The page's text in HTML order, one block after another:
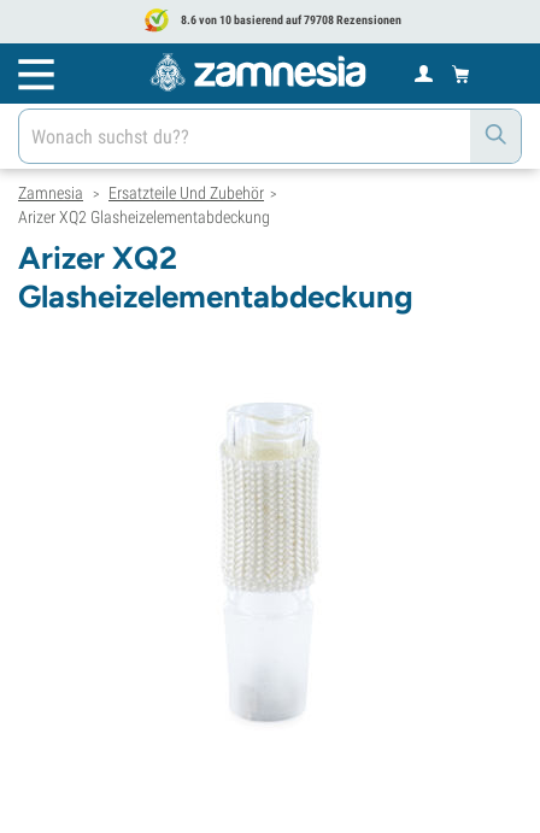
8.6 von 10 basierend auf 79708 Rezensionen
Zamnesia > Ersatzteile Und Zubehör >
Arizer XQ2 Glasheizelementabdeckung
Arizer XQ2
Glasheizelementabdeckung